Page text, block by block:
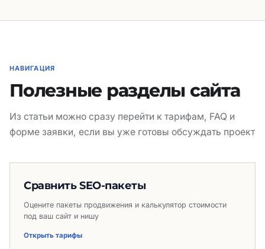
НАВИГАЦИЯ
Полезные разделы сайта
Из статьи можно сразу перейти к тарифам, FAQ и
форме заявки, если вы уже готовы обсуждать проект
Сравнить SEO-пакеты
Оцените пакеты продвижения и калькулятор стоимости
под ваш сайт и нишу
Открыть тарифы